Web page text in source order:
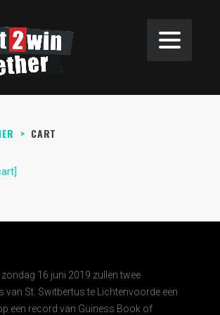
> CART
16 juni 2019 zullen twee
St. Switbertus te Lichtenvoorde een
een record van Guiness Book of